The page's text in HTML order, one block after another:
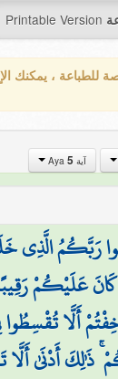
Printable Version
للطباعة ، يمكنك
آية Aya 5
رَبَّكُمُ
كَانَ عَلَيْكُمْ
أَلَّا
أَدْنَىٰ أَلَّا